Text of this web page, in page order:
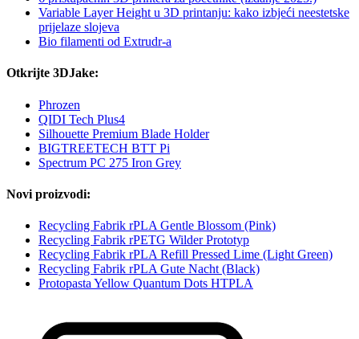
Variable Layer Height u 3D printanju: kako izbjeći neestetske
prijelaze slojeva
Bio filamenti od Extrudr-a
Otkrijte 3DJake:
Phrozen
QIDI Tech Plus4
Silhouette Premium Blade Holder
BIGTREETECH BTT Pi
Spectrum PC 275 Iron Grey
Novi proizvodi:
Recycling Fabrik rPLA Gentle Blossom (Pink)
Recycling Fabrik rPETG Wilder Prototyp
Recycling Fabrik rPLA Refill Pressed Lime (Light Green)
Recycling Fabrik rPLA Gute Nacht (Black)
Protopasta Yellow Quantum Dots HTPLA